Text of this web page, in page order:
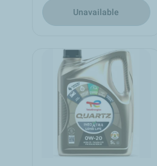
Unavailable